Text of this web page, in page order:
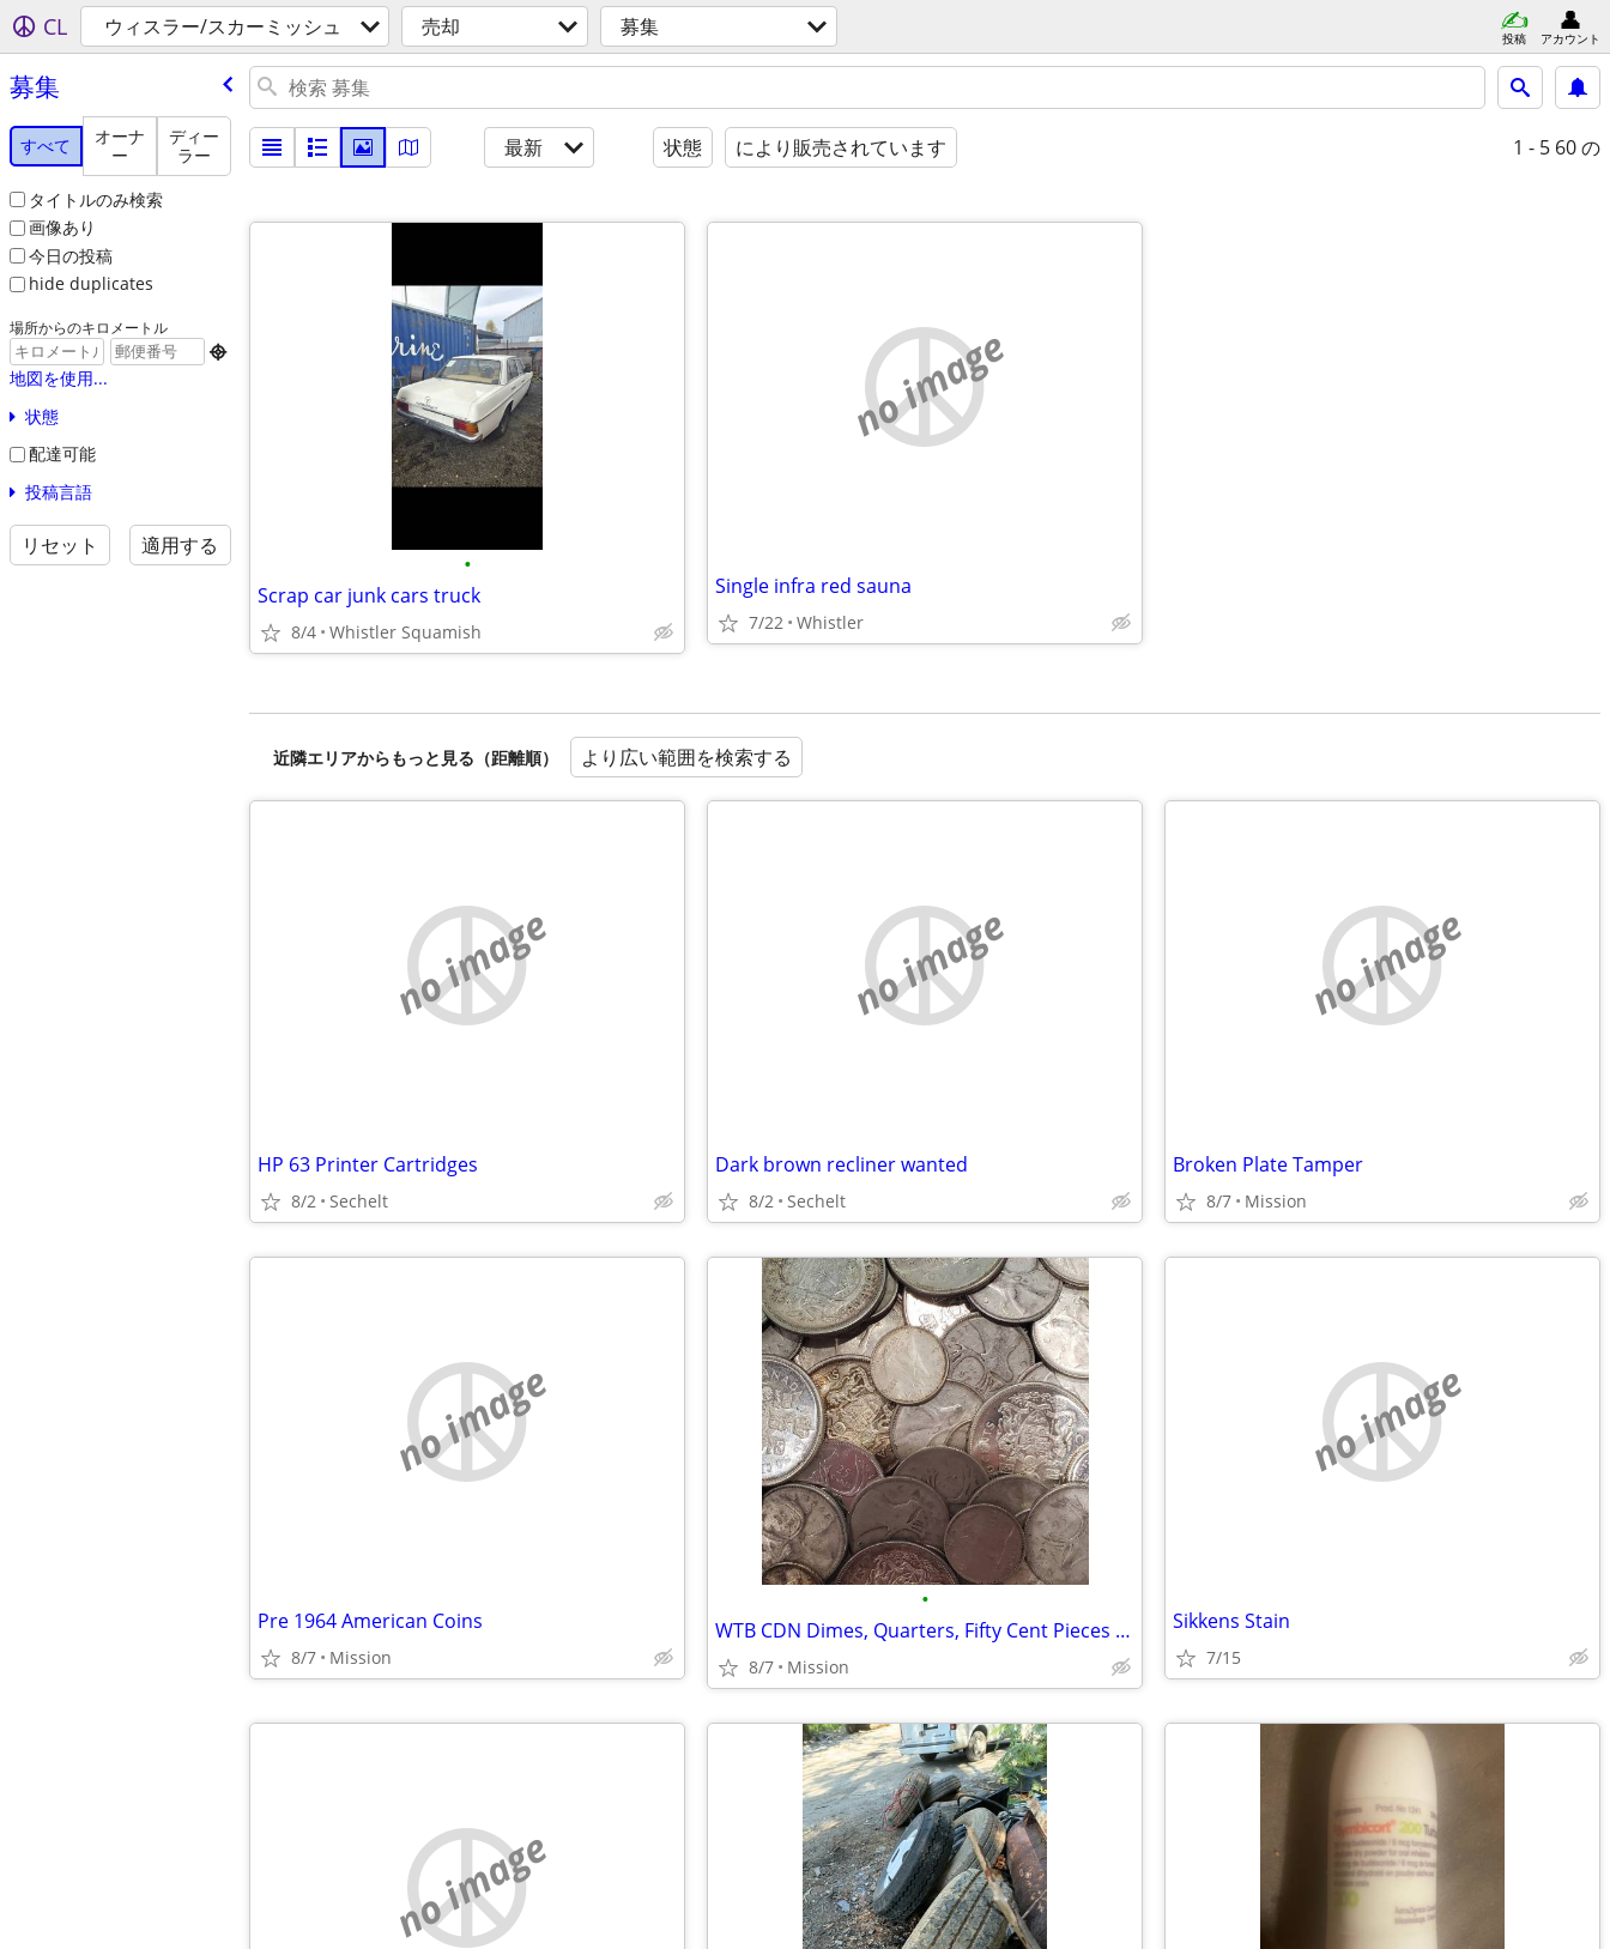
CL ウィスラー/スカーミッシュ 売却 募集 投稿 アカウント
募集
すべて
オーナ
ー
ディー
ラー
タイトルのみ検索
画像あり
今日の投稿
hide duplicates
場所からのキロメートル

地図を使用...
状態
配達可能
投稿言語
リセット 適用する
最新 状態 により販売されています 1 - 5 60 の
•
Scrap car junk cars truck
8/4 Whistler Squamish
no image
Single infra red sauna
7/22 Whistler
近隣エリアからもっと見る（距離順） より広い範囲を検索する
no image
HP 63 Printer Cartridges
8/2 Sechelt
no image
Dark brown recliner wanted
8/2 Sechelt
no image
Broken Plate Tamper
8/7 Mission
no image
Pre 1964 American Coins
8/7 Mission
•
WTB CDN Dimes, Quarters, Fifty Cent Pieces and Silver Dollars
8/7 Mission
no image
Sikkens Stain
7/15
no image